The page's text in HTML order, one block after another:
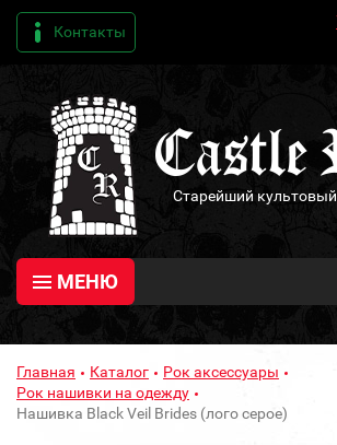
Контакты
Старейший
МЕНЮ
Главная Каталог
Рок аксессуары
Рок нашивки на одежду
Нашивка Black Veil Brides (лого серое)